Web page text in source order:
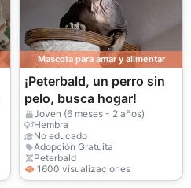
Mascota para amar y alimentar
¡Peterbald, un perro sin
pelo, busca hogar!
Joven (6 meses - 2 años)
Hembra
No educado
Adopción Gratuita
Peterbald
1600 visualizaciones